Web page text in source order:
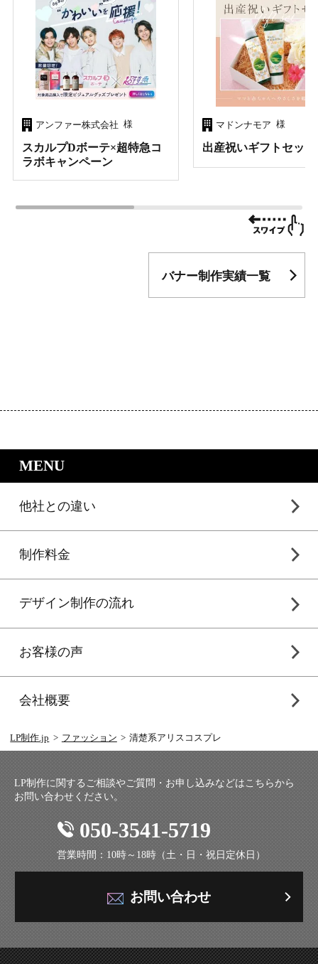
アンファー株式会社 様
スカルプDボーテ×超特急コ
ラボキャンペーン
マドンナモア 様
出産祝いギフトセッ
バナー制作実績一覧
MENU｜LP制作.jpのサービスメニュー
他社との違い
制作料金
デザイン制作の流れ
お客様の声
会社概要
LP制作.jp ファッション 清楚系アリスコスプレ
LP制作に関するご相談やご質問・お申し込みなどはこちらから
お問い合わせください。
050-3541-5719
営業時間：10時～18時（土・日・祝日定休日）
お問い合わせ